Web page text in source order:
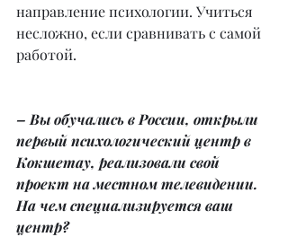
направление психологии. Учиться
несложно, если сравнивать с самой
работой.
– Вы обучались в России, открыли
первый психологический центр в
Кокшетау, реализовали свой
проект на местном телевидении.
На чем специализируется ваш
центр?